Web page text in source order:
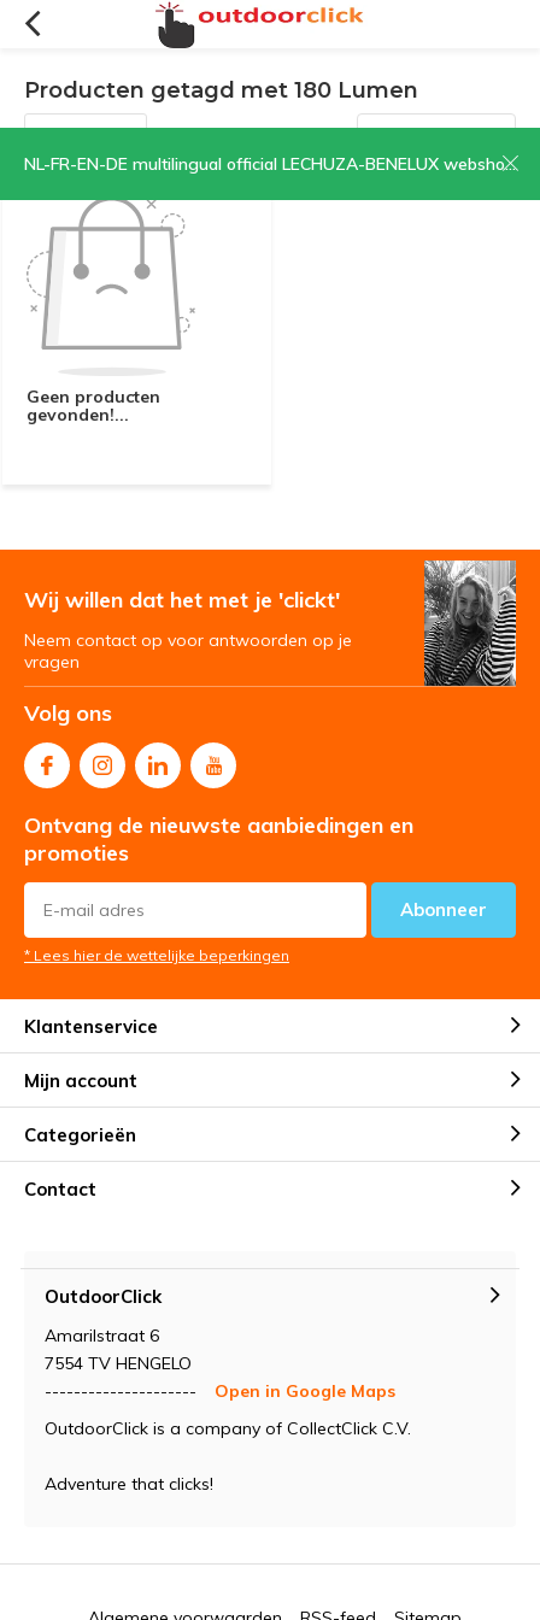
NL-FR-EN-DE multilingual official LECHUZA-BENELUX webshop | CLICK HERE NOW!
Producten getagd met 180 Lumen
Filters Sorteren op:
Geen producten
gevonden!...
Wij willen dat het met je 'clickt'
Neem contact op voor antwoorden op je
vragen
Volg ons
Ontvang de nieuwste aanbiedingen en
promoties
Abonneer
* Lees hier de wettelijke beperkingen
Klantenservice
Mijn account
Categorieën
Contact
OutdoorClick
Amarilstraat 6
7554 TV HENGELO
---------------------
Open in Google Maps
OutdoorClick is a company of CollectClick C.V.
Adventure that clicks!